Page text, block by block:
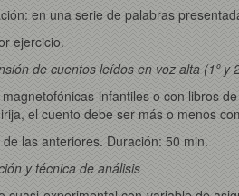
en una serie de palabras
ejercicio.
de cuentos leídos en voz alta (1º y
magnetofónicas infantiles o con libros
el cuento debe ser más o menos
de las anteriores. Duración: 50 min.
y técnica de análisis